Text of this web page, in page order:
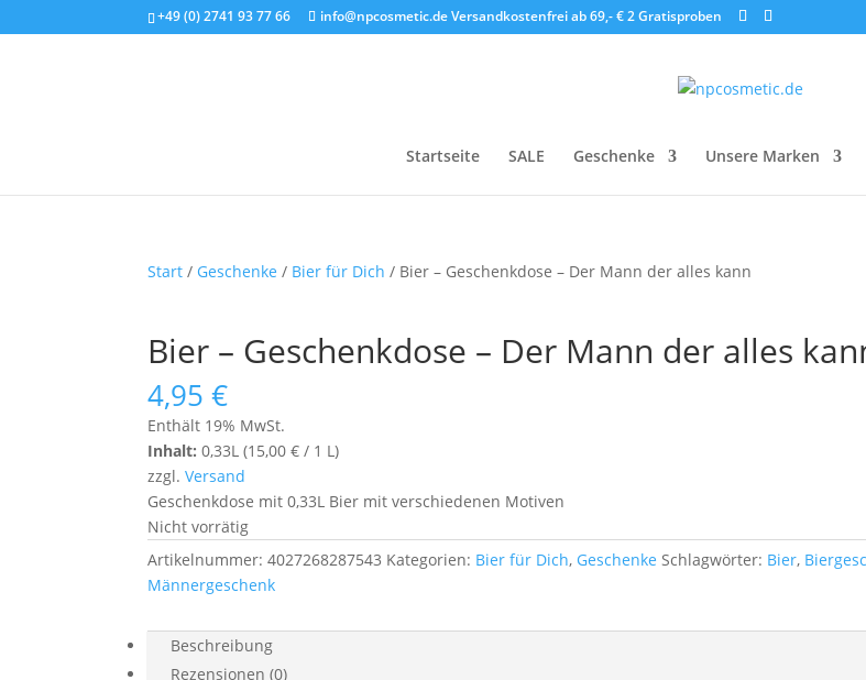
+49 (0) 2741 93 77 66 info@npcosmetic.de Versandkostenfrei ab 69,- € 2 Gratisproben
Startseite SALE Geschenke Unsere Marken
Start / Geschenke / Bier für Dich / Bier – Geschenkdose – Der Mann der alles kann
Bier – Geschenkdose – Der Mann der alles
4,95€
Enthält 19% MwSt.
Inhalt: 0,33L (15,00€ / 1 L)
zzgl.Versand
Geschenkdose mit 0,33L Bier mit verschiedenen Motiven
Nicht vorrätig
Artikelnummer:4027268287543 Kategorien: Bier für Dich, Geschenke Schlagwörter: Bier,
Männergeschenk
Beschreibung
Rezensionen (0)